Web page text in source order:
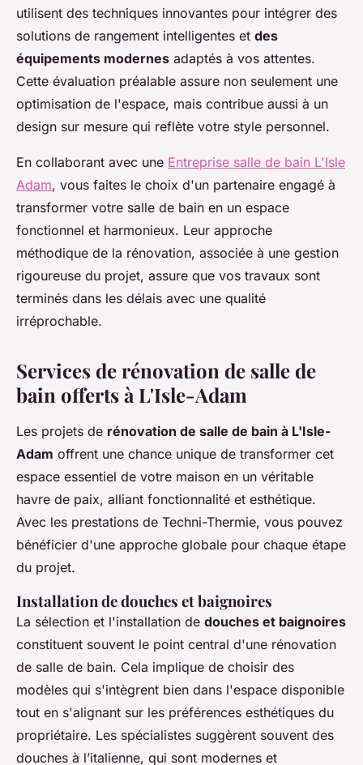
utilisent des techniques innovantes pour intégrer des
solutions de rangement intelligentes et des
équipements modernes adaptés à vos attentes.
Cette évaluation préalable assure non seulement une
optimisation de l'espace, mais contribue aussi à un
design sur mesure qui reflète votre style personnel.
En collaborant avec une Entreprise salle de bain L'Isle
Adam, vous faites le choix d'un partenaire engagé à
transformer votre salle de bain en un espace
fonctionnel et harmonieux. Leur approche
méthodique de la rénovation, associée à une gestion
rigoureuse du projet, assure que vos travaux sont
terminés dans les délais avec une qualité
irréprochable.
Services de rénovation de salle de
bain offerts à L'Isle-Adam
Les projets de rénovation de salle de bain à L'Isle-
Adam offrent une chance unique de transformer cet
espace essentiel de votre maison en un véritable
havre de paix, alliant fonctionnalité et esthétique.
Avec les prestations de Techni-Thermie, vous pouvez
bénéficier d'une approche globale pour chaque étape
du projet.
Installation de douches et baignoires
La sélection et l'installation de douches et baignoires
constituent souvent le point central d'une rénovation
de salle de bain. Cela implique de choisir des
modèles qui s'intègrent bien dans l'espace disponible
tout en s'alignant sur les préférences esthétiques du
propriétaire. Les spécialistes suggèrent souvent des
douches à l’italienne, qui sont modernes et